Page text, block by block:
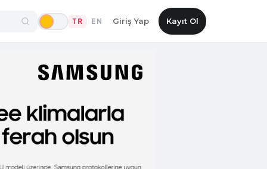
TR EN Giriş Yap Kayıt Ol